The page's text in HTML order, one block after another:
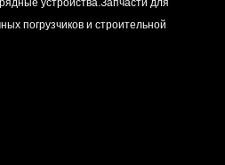
запросу
устройства.Запчасти для
погрузчиков и строительной